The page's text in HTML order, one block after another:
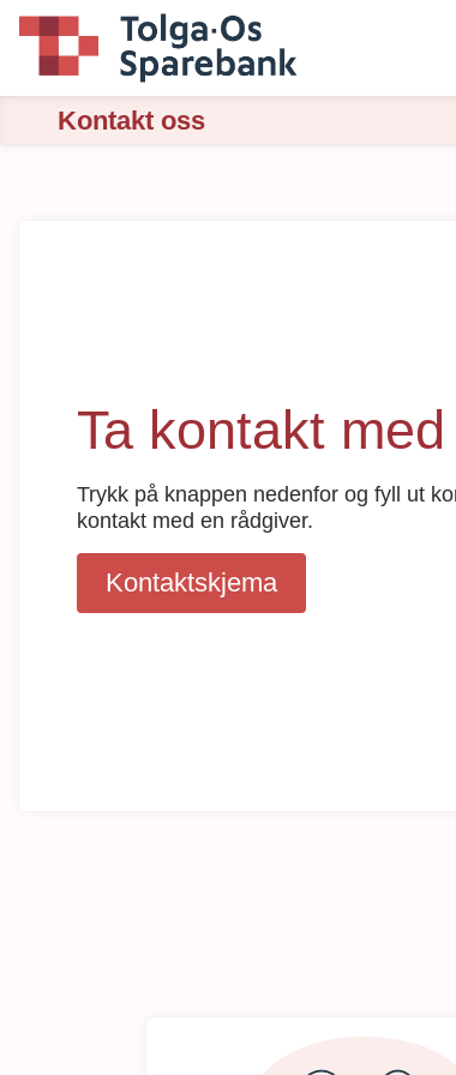
Kontakt oss
Ta kontakt
Trykk på knappen nedenfor og fyll ut
kontakt med en rådgiver.
Kontaktskjema